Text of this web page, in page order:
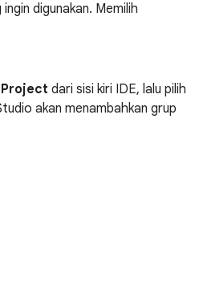
digunakan. Memilih
Project dari sisi kiri IDE, lalu pilih
akan menambahkan grup